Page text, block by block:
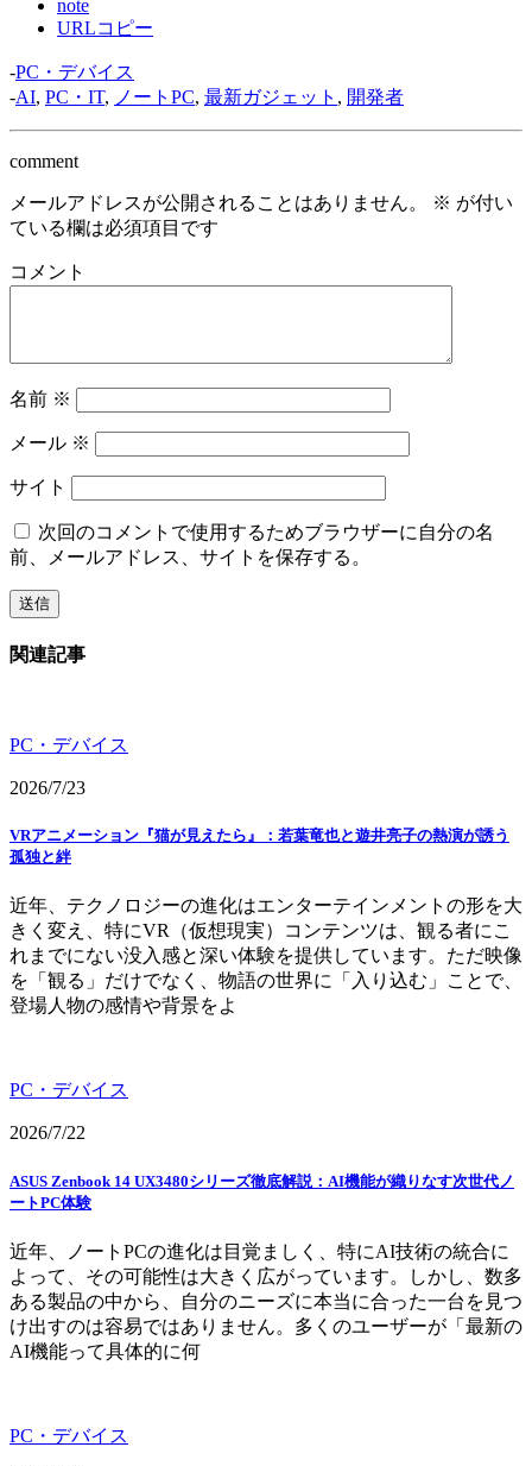
note
URLコピー
-PC・デバイス
-AI, PC・IT, ノートPC, 最新ガジェット , 開発者
comment
メールアドレスが公開されることはありません。 ※ が付い
ている欄は必須項目です
コメント
名前 ※
メール ※
サイト
次回のコメントで使用するためブラウザーに自分の名
前、メールアドレス、サイトを保存する。
関連記事
PC・デバイス
2026/7/23
VRアニメーション『猫が見えたら』：若葉竜也と遊井亮子の熱演が誘う
孤独と絆
近年、テクノロジーの進化はエンターテインメントの形を大
きく変え、特にVR（仮想現実）コンテンツは、観る者にこ
れまでにない没入感と深い体験を提供しています。ただ映像
を「観る」だけでなく、物語の世界に「入り込む」ことで、
登場人物の感情や背景をよ
PC・デバイス
2026/7/22
ASUS Zenbook 14 UX3480シリーズ徹底解説：AI機能が織りなす次世代ノ
ートPC体験
近年、ノートPCの進化は目覚ましく、特にAI技術の統合に
よって、その可能性は大きく広がっています。しかし、数多
ある製品の中から、自分のニーズに本当に合った一台を見つ
け出すのは容易ではありません。多くのユーザーが「最新の
AI機能って具体的に何
PC・デバイス